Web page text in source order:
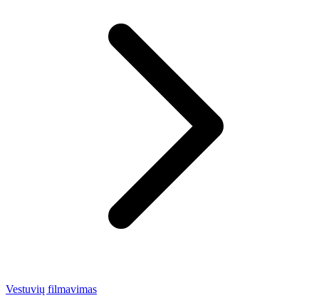
Vestuvių filmavimas